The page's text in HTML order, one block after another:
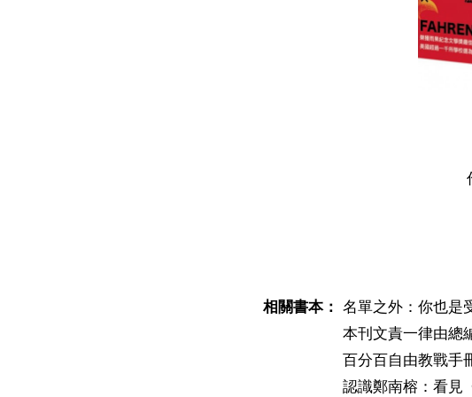
相關書本： 名單之外：你也是
本刊文責一律由總
百分百自由教戰手
認識鄭南榕：看見